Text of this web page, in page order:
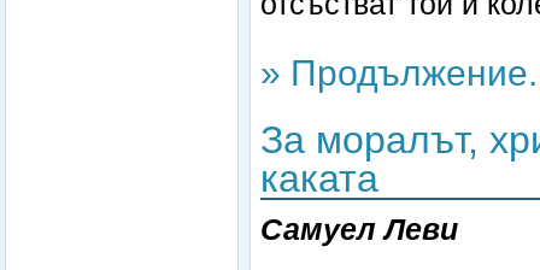
»
За моралът,
каката
Самуел Леви